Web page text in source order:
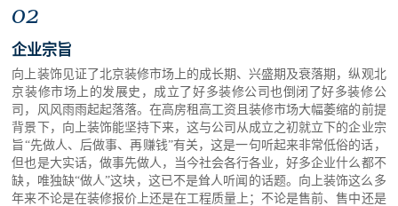
02
企业宗旨
向上装饰见证了北京装修市场上的成长期、兴盛期及衰落期，纵观北
京装修市场上的发展史，成立了好多装修公司也倒闭了好多装修公
司，风风雨雨起起落落。在高房租高工资且装修市场大幅萎缩的前提
背景下，向上装饰能坚持下来，这与公司从成立之初就立下的企业宗
旨“先做人、后做事、再赚钱”有关，这是一句听起来非常低俗的话，
但也是大实话，做事先做人，当今社会各行各业，好多企业什么都不
缺，唯独缺“做人”这块，这已不是耸人听闻的话题。向上装饰这么多
年来不论是在装修报价上还是在工程质量上；不论是售前、售中还是